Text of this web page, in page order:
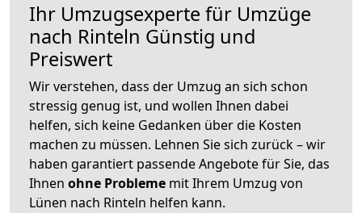
Ihr Umzugsexperte für Umzüge
nach Rinteln Günstig und
Preiswert
Wir verstehen, dass der Umzug an sich schon
stressig genug ist, und wollen Ihnen dabei
helfen, sich keine Gedanken über die Kosten
machen zu müssen. Lehnen Sie sich zurück – wir
haben garantiert passende Angebote für Sie, das
Ihnen ohne Probleme mit Ihrem Umzug von
Lünen nach Rinteln helfen kann.